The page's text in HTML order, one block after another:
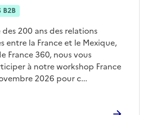
B2B
200 ans des relations
entre la France et le Mexique,
France 360, nous vous
à notre workshop France
2026 pour c...